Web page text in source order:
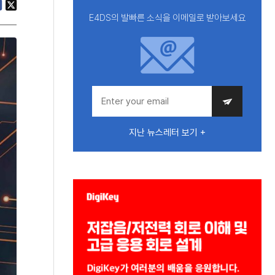
E4DS의 발빠른 소식을 이메일로 받아보세요
지난 뉴스레터 보기 +